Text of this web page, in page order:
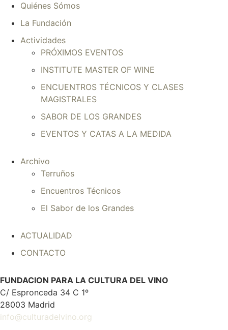
Quiénes Sómos
La Fundación
Actividades
PRÓXIMOS EVENTOS
INSTITUTE MASTER OF WINE
ENCUENTROS TÉCNICOS Y CLASES
MAGISTRALES
SABOR DE LOS GRANDES
EVENTOS Y CATAS A LA MEDIDA
Archivo
Terruños
Encuentros Técnicos
El Sabor de los Grandes
ACTUALIDAD
CONTACTO
FUNDACION PARA LA CULTURA DEL VINO
C/ Espronceda 34 C 1º
28003 Madrid
info@culturadelvino.org